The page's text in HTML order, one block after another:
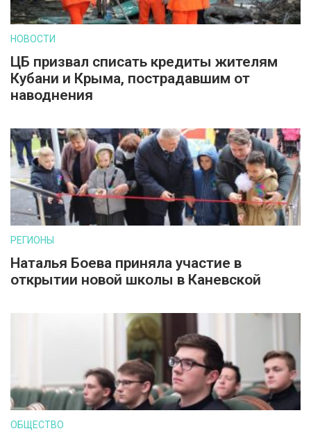
НОВОСТИ
ЦБ призвал списать кредиты жителям
Кубани и Крыма, пострадавшим от
наводнения
РЕГИОНЫ
Наталья Боева приняла участие в
открытии новой школы в Каневской
ОБЩЕСТВО